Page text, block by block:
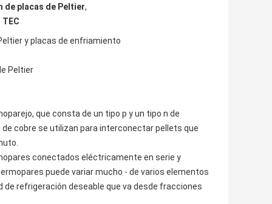
de placas de Peltier,
y placas de enfriamiento
Peltier
que consta de un tipo p y un tipo n de
cobre se utilizan para interconectar pellets que
conectados eléctricamente en serie y
puede variar mucho - de varios elementos
refrigeración deseable que va desde fracciones